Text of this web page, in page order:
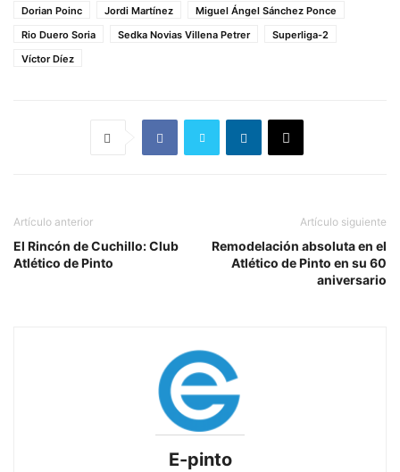
Dorian Poinc
Jordi Martínez
Miguel Ángel Sánchez Ponce
Rio Duero Soria
Sedka Novias Villena Petrer
Superliga-2
Víctor Díez
Artículo anterior
El Rincón de Cuchillo: Club
Atlético de Pinto
Artículo siguiente
Remodelación absoluta en el
Atlético de Pinto en su 60
aniversario
E-pinto